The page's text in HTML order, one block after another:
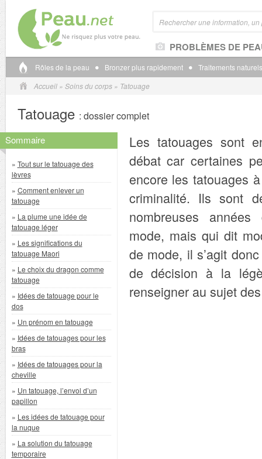
PROBLÈMES DE
Rôles de la peau Bronzer plus rapidement
Traitements
Accueil» Soins du corps» Tatouage
Tatouage : dossier complet
Sommaire
» Tout sur le tatouage des
lèvres
» Comment enlever un
tatouage
» La plume une idée de
tatouage léger
» Les significations du
tatouage Maori
» Le choix du dragon comme
tatouage
» Idées de tatouage pour le
dos
» Un prénom en tatouage
» Idées de tatouages pour les
bras
» Idées de tatouages pour la
cheville
» Un tatouage, l’envol d’un
papillon
» Les idées de tatouage pour
la nuque
» La solution du tatouage
temporaire
Les tatouages sont
débat car certaines
encore les tatouages
criminalité. Ils sont
nombreuses
mode, mais qui dit
de mode, il s’agit
de décision à la
renseigner au sujet